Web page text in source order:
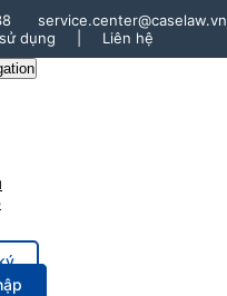
service.center@caselaw.vn
dụng
Liên hệ